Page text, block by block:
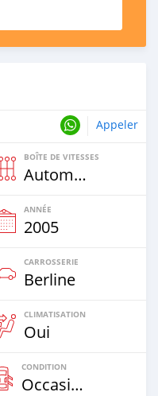
Appeler
BOÎTE DE VITESSES
Automatique
ANNÉE
2005
CARROSSERIE
Berline
CLIMATISATION
Oui
CONDITION
Occasion